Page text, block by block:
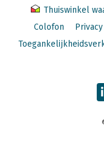
Thuiswinkel
Colofon
Privacy